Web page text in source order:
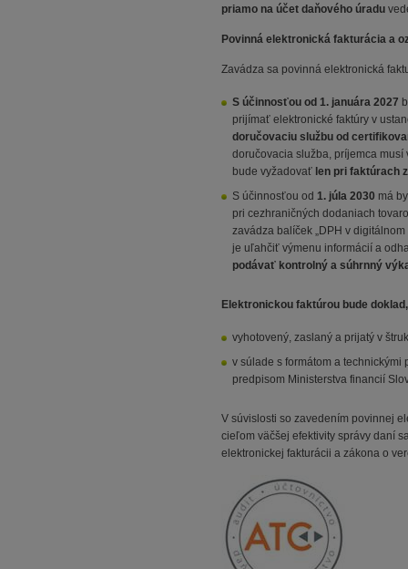
priamo na účet daňového úradu
Povinná elektronická fakturácia a
Zavádza sa povinná elektronická
S účinnosťou od 1. januára 2027
prijímať elektronické faktúry v
doručovaciu službu od
doručovacia služba, príjemca
bude vyžadovať len pri faktúrach
S účinnosťou od 1. júla 2030 má
pri cezhraničných dodaniach
zavádza balíček „DPH v
je uľahčiť výmenu informácií a
podávať kontrolný a súhrnný
Elektronickou faktúrou bude
vyhotovený, zaslaný a prijatý v
v súlade s formátom a
predpisom Ministerstva financií
V súvislosti so zavedením povinnej
cieľom väčšej efektivity správy daní
elektronickej fakturácii a zákona o